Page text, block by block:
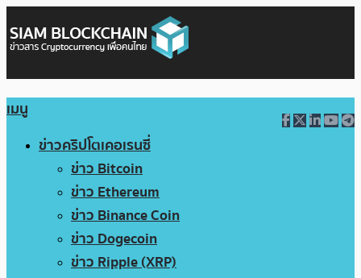
เมนู
ข่าวคริปโตเคอเรนซี่
ข่าว Bitcoin
ข่าว Ethereum
ข่าว Binance Coin
ข่าว Dogecoin
ข่าว Ripple (XRP)